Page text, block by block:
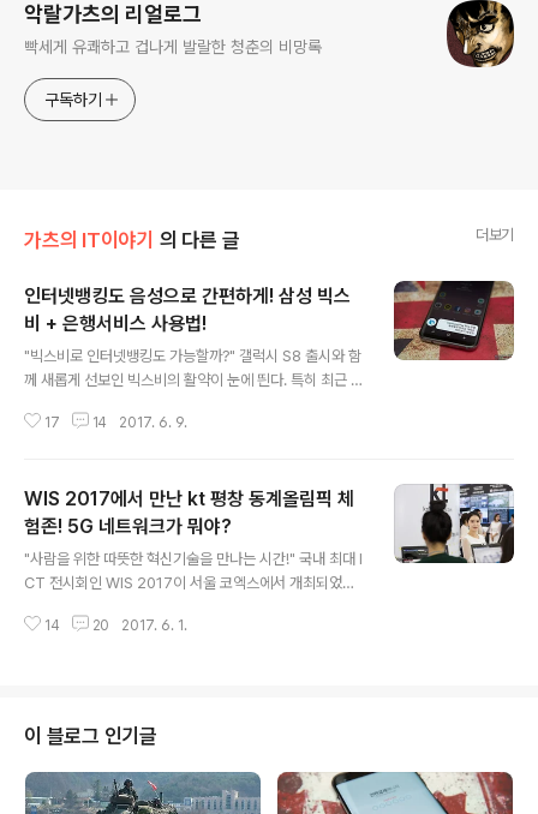
악랄가츠의 리얼로그
빡세게 유쾌하고 겁나게 발랄한 청춘의 비망록
구독하기
가츠의 IT이야기 의 다른 글 더보기
인터넷뱅킹도 음성으로 간편하게! 삼성 빅스
비 + 은행서비스 사용법!
"빅스비로 인터넷뱅킹도 가능할까?" 갤럭시 S8 출시와 함
께 새롭게 선보인 빅스비의 활약이 눈에 띈다. 특히 최근 선
기존에 제공하던 삼성페이의 서비스에 이어 우리의 일상을
비스 사용법 들어갑니다!" 빅스비 음성명령으로 삼성페이
의 은행 서비스를 사용하기 위해선 빅스비와 삼성페이의
최신 버전 업데이트가 선행되어야 한다. 빅스비의 음성명
령 기능은 지난 5월 1일자로 이미 많은 사용자가 업데이트
꼭 확인해보자. 삼성페이 업데이트를 마치면 ‘은행 서비
17 14 2017. 6. 9.
WIS 2017에서 만난 kt 평창 동계올림픽 체
험존! 5G 네트워크가 뭐야?
"사람을 위한 따뜻한 혁신기술을 만나는 시간!" 국내 최대 I
CT 전시회인 WIS 2017이 서울 코엑스에서 개최되었다.
활용한 이색 서비스와 체험존이 관람객의 큰 관심과 사랑
5G 올림픽 체험존으로 출발! "kt 5G 올림픽 체험존에 오
신 것을 환영합니다!" 우선 가장 눈에 띄는 부분은 실감나
는 VR 체험존이다. kt는 단순 전시 행사가 아닌 관람객이
직접 5G 네트워크를 체험하는 참여 위주의 전시공간을 마
14 20 2017. 6. 1.
이 블로그 인기글